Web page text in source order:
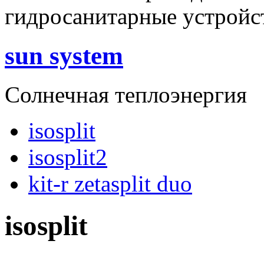
гидросанитарные
sun system
Солнечная теплоэнергия
isosplit
isosplit2
kit-r zetasplit duo
isosplit